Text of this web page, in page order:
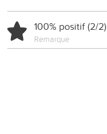
100% positif (2/2)
Remarque